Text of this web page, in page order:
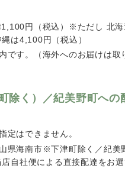
円（税込）※ただし 北
は4,100円（税込）
です。（海外へのお届けは取
除く）／紀美野町への
定はできません。
県海南市※下津町除く／紀美
自社便による直接配達をお